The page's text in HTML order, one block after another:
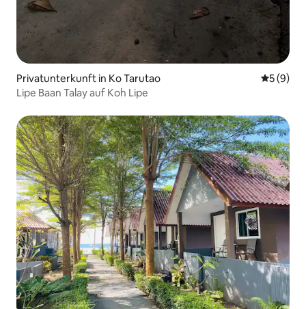
Privatunterkunft in Ko Tarutao
5 (9)
Lipe Baan Talay auf Koh Lipe